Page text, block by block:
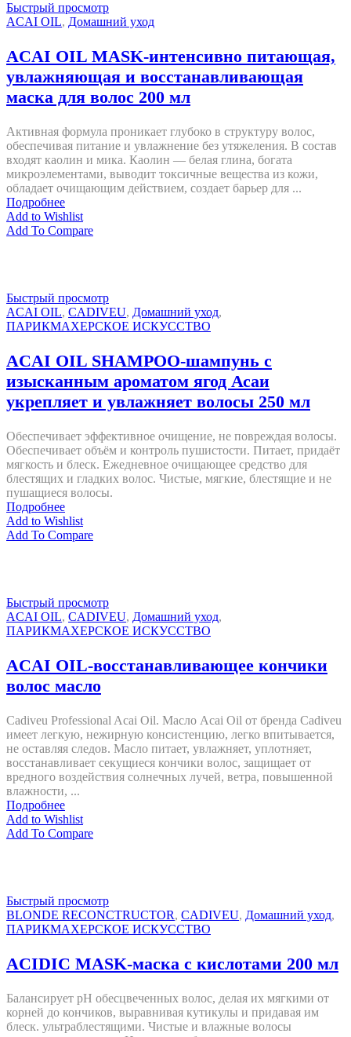
Быстрый просмотр
ACAI OIL, Домашний уход
ACAI OIL MASK-интенсивно питающая,
увлажняющая и восстанавливающая
маска для волос 200 мл
Активная формула проникает глубоко в структуру волос,
обеспечивая питание и увлажнение без утяжеления. В состав
входят каолин и мика. Каолин — белая глина, богата
микроэлементами, выводит токсичные вещества из кожи,
обладает очищающим действием, создает барьер для ...
Подробнее
Add to Wishlist
Add To Compare
Быстрый просмотр
ACAI OIL, CADIVEU, Домашний уход,
ПАРИКМАХЕРСКОЕ ИСКУССТВО
ACAI OIL SHAMPOO-шампунь с
изысканным ароматом ягод Асаи
укрепляет и увлажняет волосы 250 мл
Обеспечивает эффективное очищение, не повреждая волосы.
Обеспечивает объём и контроль пушистости. Питает, придаёт
мягкость и блеск. Ежедневное очищающее средство для
блестящих и гладких волос. Чистые, мягкие, блестящие и не
пушащиеся волосы.
Подробнее
Add to Wishlist
Add To Compare
Быстрый просмотр
ACAI OIL, CADIVEU, Домашний уход,
ПАРИКМАХЕРСКОЕ ИСКУССТВО
ACAI OIL-восстанавливающее кончики
волос масло
Cadiveu Professional Acai Oil. Масло Acai Oil от бренда Cadiveu
имеет легкую, нежирную консистенцию, легко впитывается,
не оставляя следов. Масло питает, увлажняет, уплотняет,
восстанавливает секущиеся кончики волос, защищает от
вредного воздействия солнечных лучей, ветра, повышенной
влажности, ...
Подробнее
Add to Wishlist
Add To Compare
Быстрый просмотр
BLONDE RECONCTRUCTOR, CADIVEU, Домашний уход,
ПАРИКМАХЕРСКОЕ ИСКУССТВО
ACIDIC MASK-маска с кислотами 200 мл
Балансирует pH обесцвеченных волос, делая их мягкими от
корней до кончиков, выравнивая кутикулы и придавая им
блеск. ультраблестящими. Чистые и влажные волосы